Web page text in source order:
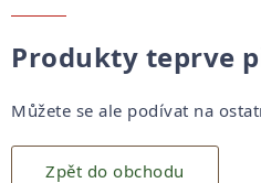
Produkty teprve
Můžete se ale podívat na
Zpět do obchodu